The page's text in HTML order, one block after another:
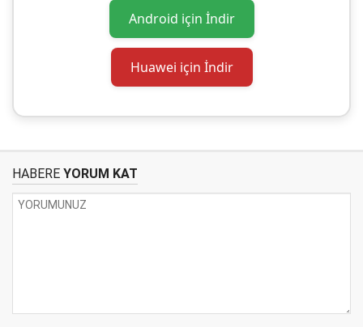
Android için İndir
Huawei için İndir
HABERE YORUM KAT